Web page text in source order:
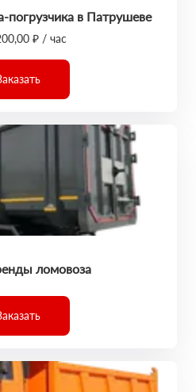
погрузчика в Патрушеве
₽ / час
ломовоза